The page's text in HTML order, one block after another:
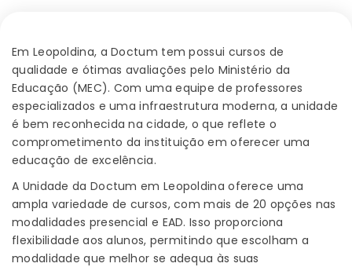
Em Leopoldina, a Doctum tem possui cursos de
qualidade e ótimas avaliações pelo Ministério da
Educação (MEC). Com uma equipe de professores
especializados e uma infraestrutura moderna, a unidade
é bem reconhecida na cidade, o que reflete o
comprometimento da instituição em oferecer uma
educação de excelência.
A Unidade da Doctum em Leopoldina oferece uma
ampla variedade de cursos, com mais de 20 opções nas
modalidades presencial e EAD. Isso proporciona
flexibilidade aos alunos, permitindo que escolham a
modalidade que melhor se adequa às suas